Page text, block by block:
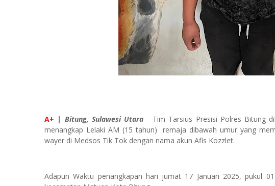
A+ | Bitung, Sulawesi Utara - Tim Tarsius Presisi Polres Bitung
menangkap Lelaki AM (15 tahun) remaja dibawah umur yang
wayer di Medsos Tik Tok dengan nama akun Afis Kozzlet.
Adapun Waktu penangkapan hari jumat 17 Januari 2025, pukul